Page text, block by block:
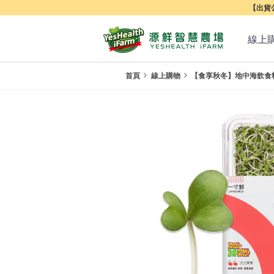
【出
線上
首頁 線上購物 【食享秋冬】地中海飲